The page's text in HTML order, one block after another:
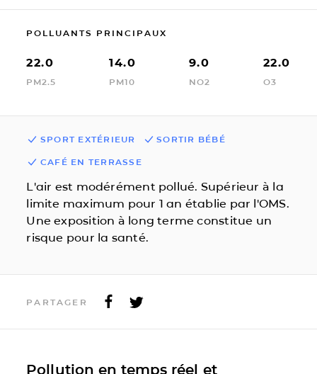
POLLUANTS PRINCIPAUX
22.0
PM2.5
14.0
PM10
9.0
NO2
22.0
O3
SPORT EXTÉRIEUR SORTIR BÉBÉ
CAFÉ EN TERRASSE
L'air est modérément pollué. Supérieur à la
limite maximum pour 1 an établie par l'OMS.
Une exposition à long terme constitue un
risque pour la santé.
PARTAGER
Pollution en temps réel et